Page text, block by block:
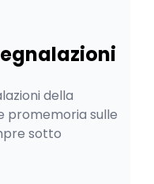
della
promemoria sulle
sotto